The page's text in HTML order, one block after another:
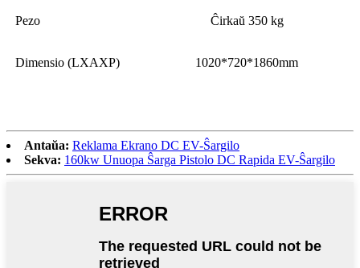
Pezo Ĉirkaŭ 350 kg
Dimensio (LXAXP) 1020*720*1860mm
Antaŭa: Reklama Ekrano DC EV-Ŝargilo
Sekva: 160kw Unuopa Ŝarga Pistolo DC Rapida EV-Ŝargilo